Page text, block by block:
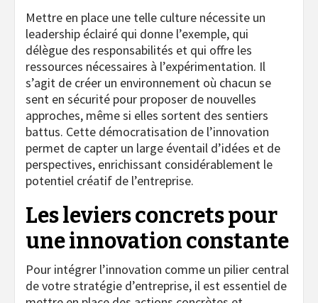
Mettre en place une telle culture nécessite un
leadership éclairé qui donne l’exemple, qui
délègue des responsabilités et qui offre les
ressources nécessaires à l’expérimentation. Il
s’agit de créer un environnement où chacun se
sent en sécurité pour proposer de nouvelles
approches, même si elles sortent des sentiers
battus. Cette démocratisation de l’innovation
permet de capter un large éventail d’idées et de
perspectives, enrichissant considérablement le
potentiel créatif de l’entreprise.
Les leviers concrets pour
une innovation constante
Pour intégrer l’innovation comme un pilier central
de votre stratégie d’entreprise, il est essentiel de